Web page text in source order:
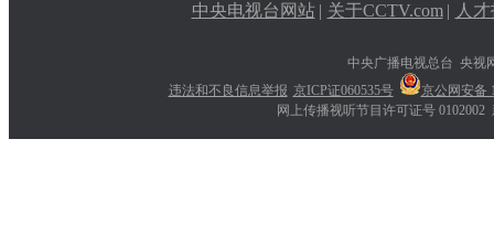
中央电视台网站 | 关于CCTV.com | 人
中央广播电视总台 央视
违法和不良信息举报 京ICP证060535号
京公网安备
网上传播视听节目许可证号 0102002